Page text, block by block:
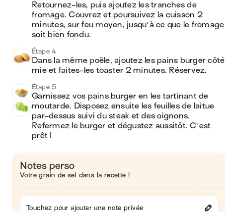
Retournez-les, puis ajoutez les tranches de
fromage. Couvrez et poursuivez la cuisson 2
minutes, sur feu moyen, jusqu'à ce que le fromage
soit bien fondu.
Étape 4
Dans la même poêle, ajoutez les pains burger côté
mie et faites-les toaster 2 minutes. Réservez.
Étape 5
Garnissez vos pains burger en les tartinant de
moutarde. Disposez ensuite les feuilles de laitue
par-dessus suivi du steak et des oignons.
Refermez le burger et dégustez aussitôt. C'est
prêt !
Notes perso
Votre grain de sel dans la recette !
Touchez pour ajouter une note privée